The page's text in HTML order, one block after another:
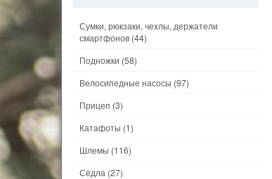
Сумки, рюкзаки, чехлы, держатели
смартфонов (44)
Подножки (58)
Велосипедные насосы (97)
Прицеп (3)
Катафоты (1)
Шлемы (116)
Сёдла (27)